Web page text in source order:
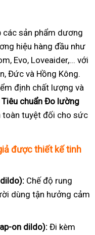
các sản phẩm dương
hiệu hàng đầu như
Evo, Loveaider,... với
Đức và Hồng Kông.
định chất lượng và
chuẩn Đo lường
toàn tuyệt đối cho sức
được thiết kế tinh
Chế độ rung
dùng tận hưởng cảm
on dildo):Đi kèm